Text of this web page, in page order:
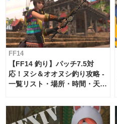
FF14
【FF14 釣り】パッチ7.5対
応！ヌシ＆オオヌシ釣り攻略 -
一覧リスト・場所・時間・天